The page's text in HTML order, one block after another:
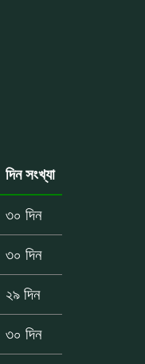
দিন সংখ্যা
৩০ দিন
৩০ দিন
২৯ দিন
৩০ দিন